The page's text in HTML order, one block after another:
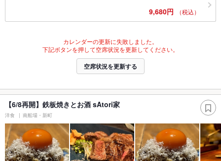
9,680円 （税込）
カレンダーの更新に失敗しました。
下記ボタンを押して空席状況を更新してください。
空席状況を更新する
【6/8再開】鉄板焼きとお酒 sAtori家
洋食 南船場・新町